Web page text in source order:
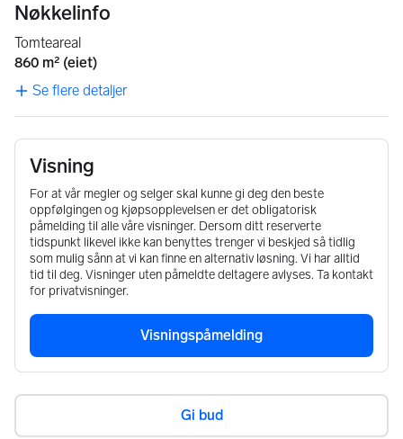
Nøkkelinfo
Tomteareal
860 m² (eiet)
Se flere detaljer
Visning
For at vår megler og selger skal kunne gi deg den beste
oppfølgingen og kjøpsopplevelsen er det obligatorisk
påmelding til alle våre visninger. Dersom ditt reserverte
tidspunkt likevel ikke kan benyttes trenger vi beskjed så tidlig
som mulig sånn at vi kan finne en alternativ løsning. Vi har alltid
tid til deg. Visninger uten påmeldte deltagere avlyses. Ta kontakt
for privatvisninger.
Visningspåmelding
Gi bud